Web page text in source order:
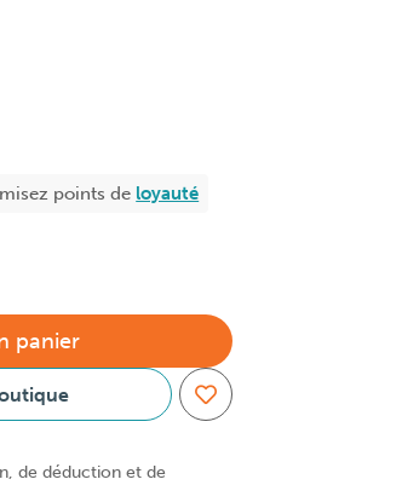
points de loyauté
panier
de déduction et de